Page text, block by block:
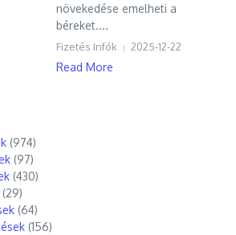
növekedése emelheti a
béreket....
Fizetés Infók 2025-12-22
Read More
(974)
(97)
(430)
(29)
(64)
(156)